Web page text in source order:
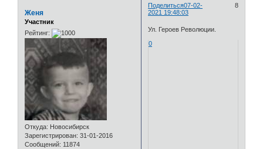
Поделиться 8
07-02-
2021 19:48:03
Женя
Участник
Рейтинг:
Откуда: Новосибирск
Зарегистрирован: 31-01-2016
Сообщений: 11874
Ул. Героев Революции.
0